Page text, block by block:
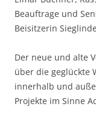
Beauftrage und
Beisitzerin
Der neue und alte
über die geglückte
innerhalb und
Projekte im Sinne